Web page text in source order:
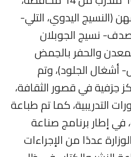
(النسيج اليدوي، التلي-
نسيج الجوبلان
والحفر بالحِمض
الجلود)، وتم
9 مراكز حِرَفية في قصور الثقافة،
التدريبية، كما تم طباعة
في إطار برنامج صناعة
عددًا من الإجراءات